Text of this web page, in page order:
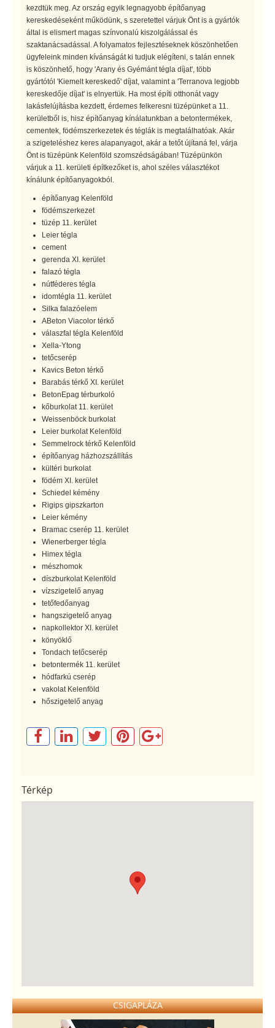
kezdtük meg. Az ország egyik legnagyobb építőanyag
kereskedéseként működünk, s szeretettel várjuk Önt is a gyártók
által is elismert magas színvonalú kiszolgálással és
szaktanácsadással. A folyamatos fejlesztéseknek köszönhetően
ügyfeleink minden kívánságát ki tudjuk elégíteni, s talán ennek
is köszönhető, hogy 'Arany és Gyémánt tégla díjat', több
gyártótól 'Kiemelt kereskedő' díjat, valamint a 'Terranova legjobb
kereskedője díjat' is elnyertük. Ha most építi otthonát vagy
lakásfelújításba kezdett, érdemes felkeresni tüzépünket a 11.
kerületből is, hisz építőanyag kínálatunkban a betontermékek,
cementek, födémszerkezetek és téglák is megtalálhatóak. Akár
a szigeteléshez keres alapanyagot, akár a tetőt újítaná fel, várja
Önt is tüzépünk Kelenföld szomszédságában! Tüzépünkön
várjuk a 11. kerületi építkezőket is, ahol széles választékot
kínálunk építőanyagokból.
építőanyag Kelenföld
födémszerkezet
tüzép 11. kerület
Leier tégla
cement
gerenda XI. kerület
falazó tégla
nútféderes tégla
idomtégla 11. kerület
Silka falazóelem
ABeton Viacolor térkő
válaszfal tégla Kelenföld
Xella-Ytong
tetőcserép
Kavics Beton térkő
Barabás térkő XI. kerület
BetonEpag térburkoló
kőburkolat 11. kerület
Weissenböck burkolat
Leier burkolat Kelenföld
Semmelrock térkő Kelenföld
építőanyag házhozszállítás
kültéri burkolat
födém XI. kerület
Schiedel kémény
Rigips gipszkarton
Leier kémény
Bramac cserép 11. kerület
Wienerberger tégla
Himex tégla
mészhomok
díszburkolat Kelenföld
vízszigetelő anyag
tetőfedőanyag
hangszigetelő anyag
napkollektor XI. kerület
könyöklő
Tondach tetőcserép
betontermék 11. kerület
hódfarkú cserép
vakolat Kelenföld
hőszigetelő anyag
Térkép
CSIGAPLÁZA